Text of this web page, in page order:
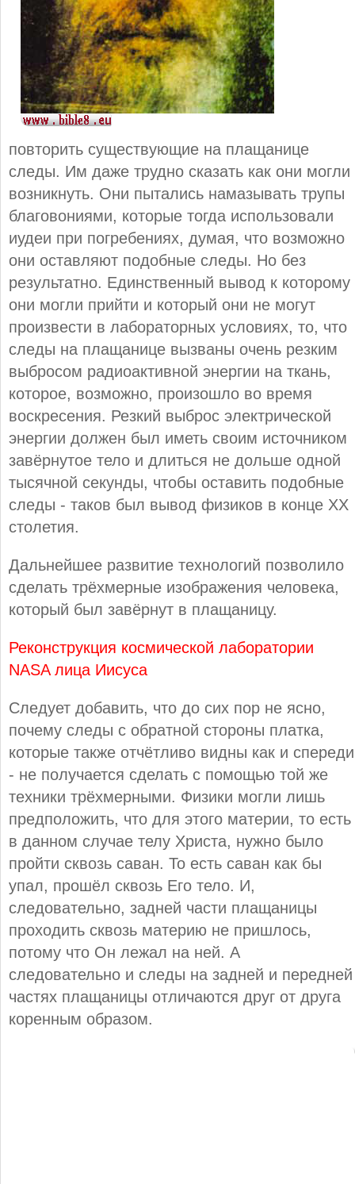
повторить существующие на плащанице
следы. Им даже трудно сказать как они могли
возникнуть. Они пытались намазывать трупы
благовониями, которые тогда использовали
иудеи при погребениях, думая, что возможно
они оставляют подобные следы. Но без
результатно. Единственный вывод к которому
они могли прийти и который они не могут
произвести в лабораторных условиях, то, что
следы на плащанице вызваны очень резким
выбросом радиоактивной энергии на ткань,
которое, возможно, произошло во время
воскресения. Резкий выброс электрической
энергии должен был иметь своим источником
завёрнутое тело и длиться не дольше одной
тысячной секунды, чтобы оставить подобные
следы - таков был вывод физиков в конце ХХ
столетия.
Дальнейшее развитие технологий позволило
сделать трёхмерные изображения человека,
который был завёрнут в плащаницу.
Реконструкция космической лаборатории
NASA лица Иисуса
Следует добавить, что до сих пор не ясно,
почему следы с обратной стороны платка,
которые также отчётливо видны как и спереди
- не получается сделать с помощью той же
техники трёхмерными. Физики могли лишь
предположить, что для этого материи, то есть
в данном случае телу Христа, нужно было
пройти сквозь саван. То есть саван как бы
упал, прошёл сквозь Его тело. И,
следовательно, задней части плащаницы
проходить сквозь материю не пришлось,
потому что Он лежал на ней. А
следовательно и следы на задней и передней
частях плащаницы отличаются друг от друга
коренным образом.